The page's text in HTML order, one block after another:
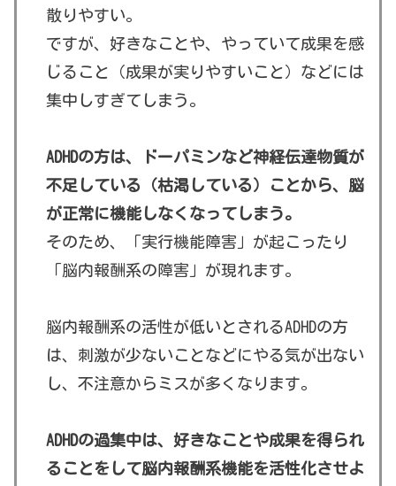
散りやすい。
ですが、好きなことや、やっていて成果を感
じること（成果が実りやすいこと）などには
集中しすぎてしまう。
ADHDの方は、ドーパミンなど神経伝達物質が
不足している（枯渇している）ことから、脳
が正常に機能しなくなってしまう。
そのため、「実行機能障害」が起こったり
「脳内報酬系の障害」が現れます。
脳内報酬系の活性が低いとされるADHDの方
は、刺激が少ないことなどにやる気が出ない
し、不注意からミスが多くなります。
ADHDの過集中は、好きなことや成果を得られ
ることをして脳内報酬系機能を活性化させよ